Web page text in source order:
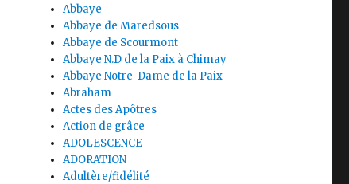
Abbaye
Abbaye de Maredsous
Abbaye de Scourmont
Abbaye N.D de la Paix à Chimay
Abbaye Notre-Dame de la Paix
Abraham
Actes des Apôtres
Action de grâce
ADOLESCENCE
ADORATION
Adultère/fidélité